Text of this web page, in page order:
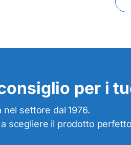
per i
settore dal 1976.
scegliere il prodotto